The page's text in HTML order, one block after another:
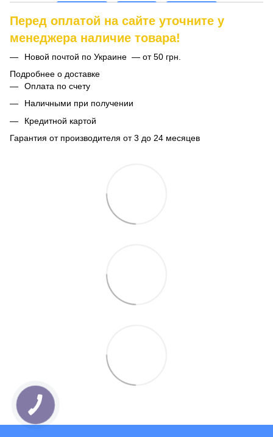
Перед оплатой на сайте уточните у
менеджера наличие товара!
Новой почтой по Украине — от 50 грн.
Подробнее о доставке
Оплата по счету
Наличными при получении
Кредитной картой
Гарантия от производителя от 3 до 24 месяцев